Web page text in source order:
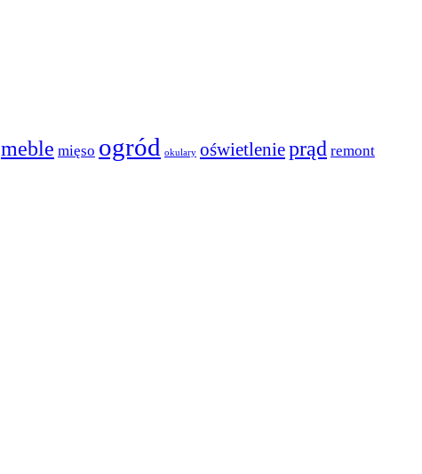
meble mięso ogród okulary oświetlenieprąd remont